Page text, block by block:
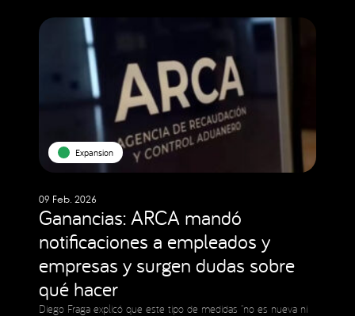
Expansion
09 Feb. 2026
Ganancias: ARCA mandó
notificaciones a empleados y
empresas y surgen dudas sobre
qué hacer
Diego Fraga explicó que este tipo de medidas “no es nueva ni